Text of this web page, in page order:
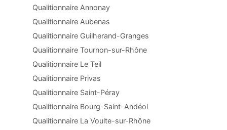
Qualitionnaire Annonay
Qualitionnaire Aubenas
Qualitionnaire Guilherand-Granges
Qualitionnaire Tournon-sur-Rhône
Qualitionnaire Le Teil
Qualitionnaire Privas
Qualitionnaire Saint-Péray
Qualitionnaire Bourg-Saint-Andéol
Qualitionnaire La Voulte-sur-Rhône